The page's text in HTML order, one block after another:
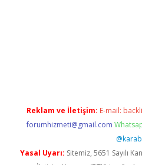
Reklam ve İletişim: E-mail:
forumhizmeti@gmail.com
Yasal Uyarı: Sitemiz, 5651 Sayılı